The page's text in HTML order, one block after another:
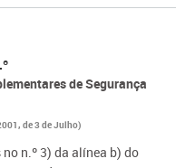
de Segurança
, de 3 de Julho)
n.º 3) da alínea b) do